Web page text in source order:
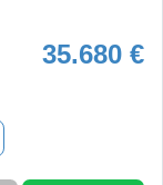
35.680 €